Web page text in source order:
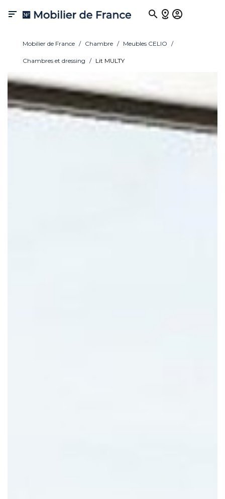

Mobilier de France Chambre Meubles CELIO
Chambres et dressing Lit MULTY